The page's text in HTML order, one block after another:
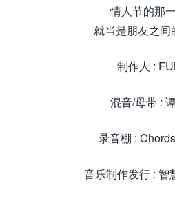
情人节的那
就当是朋友之间
制作人 :
混音/母带 :
录音棚 :
音乐制作发行 : 智